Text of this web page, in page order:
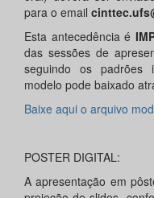
para o email
Esta antecedência é
das sessões de
seguindo os padrões
modelo pode baixado
Baixe aqui o arquivo
POSTER DIGITAL:
A apresentação em